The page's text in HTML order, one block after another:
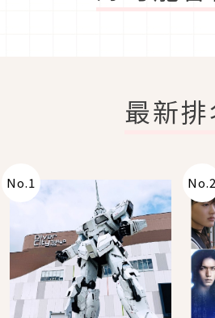
最新排
No.1 No.2